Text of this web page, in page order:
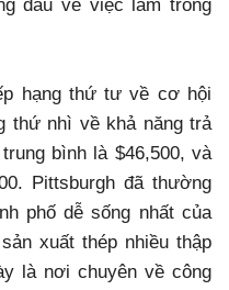
đầu về việc làm trong
hạng thứ tư về cơ hội
thứ nhì về khả năng trả
bình là $46,500, và
Pittsburgh đã thường
phố dễ sống nhất của
xuất thép nhiều thập
là nơi chuyên về công